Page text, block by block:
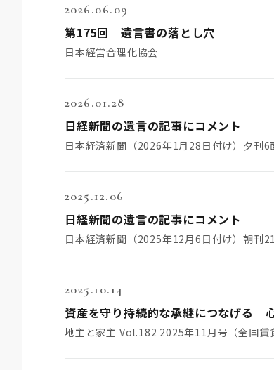
2026.06.09
第175回 遺言書の落とし穴
日本経営合理化協会
2026.01.28
日経新聞の遺言の記事にコメント
日本経済新聞（2026年1月28日付け）夕刊6
2025.12.06
日経新聞の遺言の記事にコメント
日本経済新聞（2025年12月6日付け）朝刊
2025.10.14
資産を守り持続的な承継につなげる
地主と家主 Vol.182 2025年11月号（全国賃